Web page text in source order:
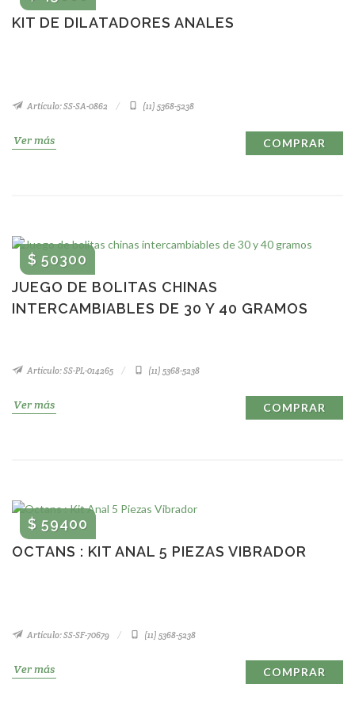
KIT DE DILATADORES ANALES
Artículo: SS-SA-0862 (11) 5368-5238
Ver más COMPRAR
JUEGO DE BOLITAS CHINAS
INTERCAMBIABLES DE 30 Y 40 GRAMOS
$ 50300
Artículo: SS-PL-014265 (11) 5368-5238
Ver más COMPRAR
OCTANS : KIT ANAL 5 PIEZAS VIBRADOR
$ 59400
Artículo: SS-SF-70679 (11) 5368-5238
Ver más COMPRAR